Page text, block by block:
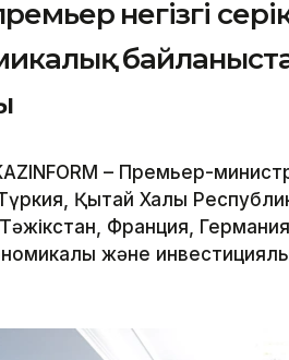
негізгі
– Премьер-
Қытай Халық
Франция,
және